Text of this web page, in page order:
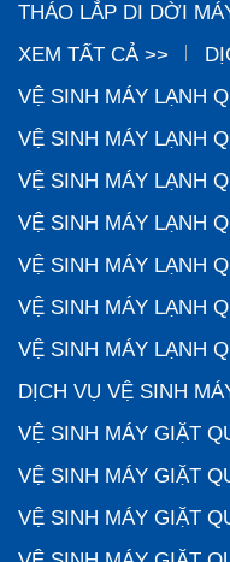
THÁO LẮP DI DỜI
XEM TẤT CẢ >>
VỆ SINH MÁY LẠNH
VỆ SINH MÁY LẠNH
VỆ SINH MÁY LẠNH
VỆ SINH MÁY LẠNH
VỆ SINH MÁY LẠNH
VỆ SINH MÁY LẠNH
VỆ SINH MÁY LẠNH
DỊCH VỤ VỆ SINH
VỆ SINH MÁY GIẶT
VỆ SINH MÁY GIẶT
VỆ SINH MÁY GIẶT